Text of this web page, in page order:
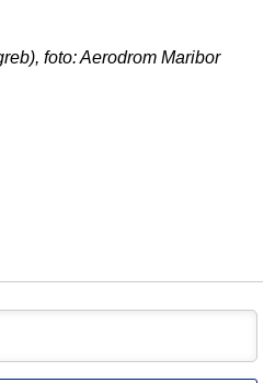
foto: Aerodrom Maribor